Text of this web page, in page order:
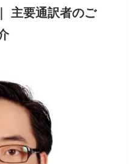
主要通訳者のご